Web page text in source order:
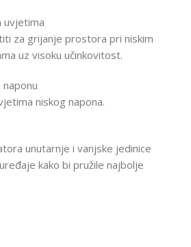
uvjetima
za grijanje prostora pri niskim
uz visoku učinkovitost.
niskog napona.
unutarnje i vanjske jedinice
kako bi pružile najbolje